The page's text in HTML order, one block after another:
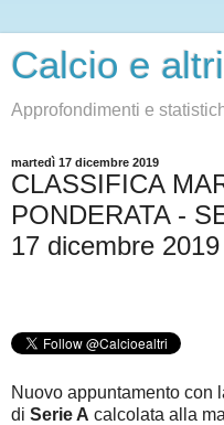
Calcio e
Approfondimenti e
martedì 17 dicembre 2019
CLASSIFICA
PONDERATA -
17 dicembre 2019
Nuovo appuntamento con
di Serie A calcolata alla